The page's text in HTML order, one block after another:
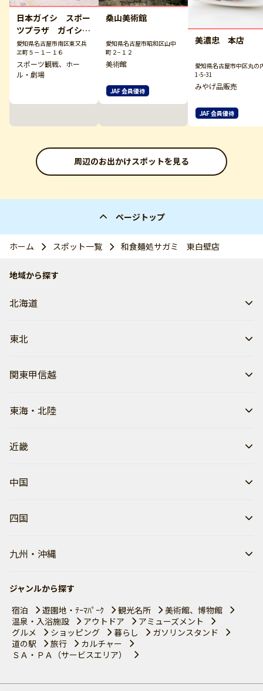
日本ガイシ スポー
ツプラザ ガイシホ
ール
愛知県名古屋市南区東又兵
ヱ町５－１－１６
スポーツ観戦、ホー
ル・劇場
桑山美術館
愛知県名古屋市昭和区山中
町２−１２
美術館
JAF 会員優待
美濃忠 本店
愛知県名古屋市中区丸の
1-5-31
みやげ品販売
JAF 会員優待
周辺のお出かけスポットを見る
ページトップ
ホーム スポット一覧 和食麺処サガミ 東白壁店
地域から探す
北海道
東北
関東甲信越
東海・北陸
近畿
中国
四国
九州・沖縄
ジャンルから探す
宿泊
遊園地・ﾃｰﾏﾊﾟｰｸ 観光名所
美術館、博物館
温泉・入浴施設
アウトドア
アミューズメント
グルメ
ショッピング 暮らし
ガソリンスタンド
道の駅
旅行
カルチャー
ＳＡ・ＰＡ（サービスエリア）